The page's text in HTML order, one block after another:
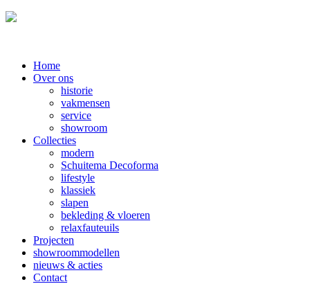
Home
Over ons
historie
vakmensen
service
showroom
Collecties
modern
Schuitema Decoforma
lifestyle
klassiek
slapen
bekleding & vloeren
relaxfauteuils
Projecten
showroommodellen
nieuws & acties
Contact